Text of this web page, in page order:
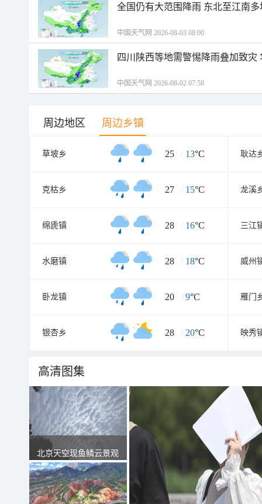
全国仍有大范围降雨 东北至江南
中国天气网 2026-08-03 08:00
四川陕西等地需警惕降雨叠加致
中国天气网 2026-08-02 07:58
周边地区 周边乡镇
草坡乡 25 / 13°C 耿达
克枯乡 27 / 15°C 龙溪
绵虒镇 28 / 16°C 三江
水磨镇 28 / 18°C 威州
卧龙镇 20 / 9°C 雁门
银杏乡 28 / 20°C 映秀
高清图集
北京天空现鱼鳞云景观